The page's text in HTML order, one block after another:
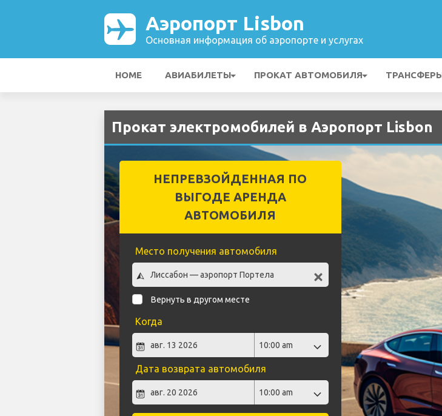
Аэропорт Lisbon
Основная информация об аэропорте и услугах
HOME АВИАБИЛЕТЫ ПРОКАТ АВТОМОБИЛЯ
Прокат электромобилей в Аэропорт Lisbon
НЕПРЕВЗОЙДЕННАЯ ПО
ВЫГОДЕ АРЕНДА
АВТОМОБИЛЯ
Место получения автомобиля
Вернуть в другом месте
Когда
Дата возврата автомобиля